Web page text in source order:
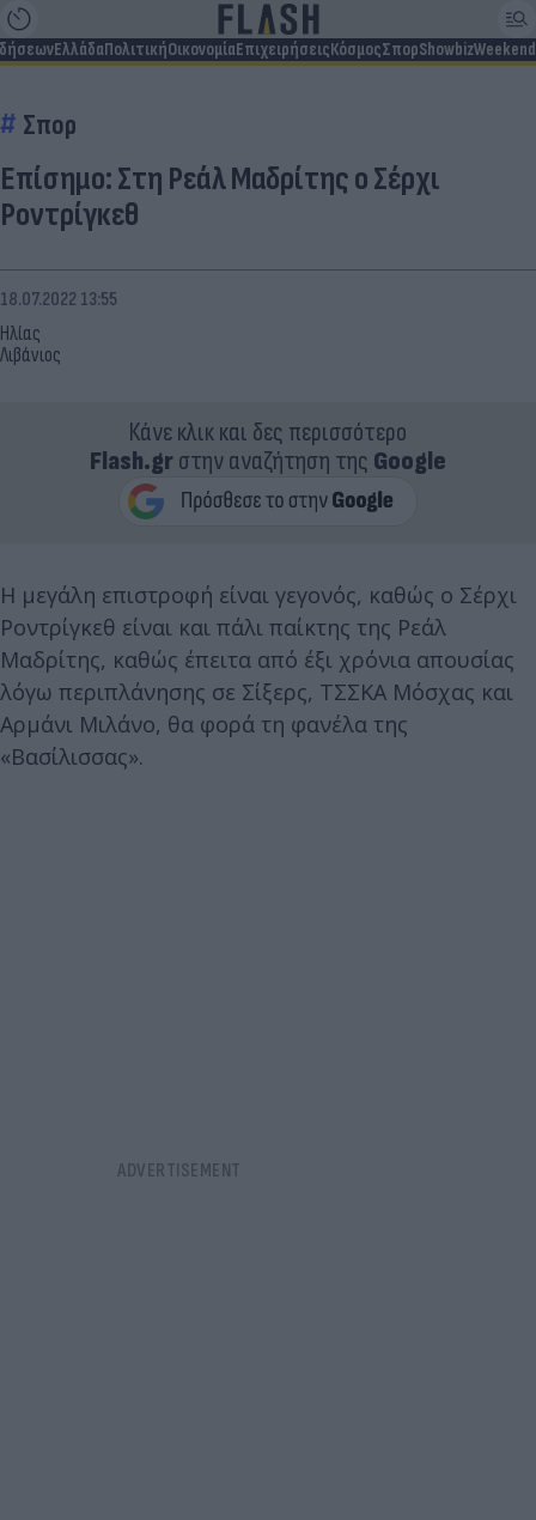
ΕλλάδαΠολιτικήΟικονομίαΕπιχειρήσειςΚόσμοςΣπορShowbizWeekend
Σπορ
Επίσημο: Στη Ρεάλ Μαδρίτης ο Σέρχι
Ροντρίγκεθ
Ηλίας
Λιβάνιος
18.07.2022 13:55
Κάνε κλικ και δες περισσότερο
Flash.grστην αναζήτηση της Google
Η μεγάλη επιστροφή είναι γεγονός, καθώς ο Σέρχι
Ροντρίγκεθ είναι και πάλι παίκτης της Ρεάλ
Μαδρίτης, καθώς έπειτα από έξι χρόνια απουσίας
λόγω περιπλάνησης σε Σίξερς, ΤΣΣΚΑ Μόσχας και
Αρμάνι Μιλάνο, θα φορά τη φανέλα της
«Βασίλισσας».